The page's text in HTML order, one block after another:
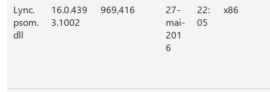
Lync.
psom.
dll
16.0.439
3.1002
969,416
27-
mai-
201
6
22:
05
x86